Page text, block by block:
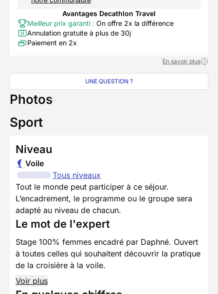
Avantages Decathlon Travel
Meilleur prix garanti : On offre 2x la différence
Annulation gratuite à plus de 30j
Paiement en 2x
En savoir plus
UNE QUESTION ?
Photos
Sport
Niveau
Voile
Tous niveaux
Tout le monde peut participer à ce séjour.
L’encadrement, le programme ou le groupe sera
adapté au niveau de chacun.
Le mot de l'expert
Stage 100% femmes encadré par Daphné. Ouvert
à toutes celles qui souhaitent découvrir la pratique
de la croisière à la voile.
Voir plus